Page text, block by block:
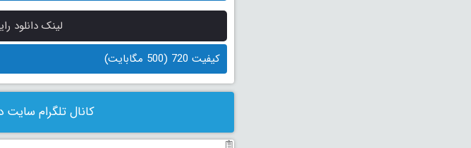
لینک دانلود
کیفیت 720 (500 مگابایت)
کانال تلگرام سایت